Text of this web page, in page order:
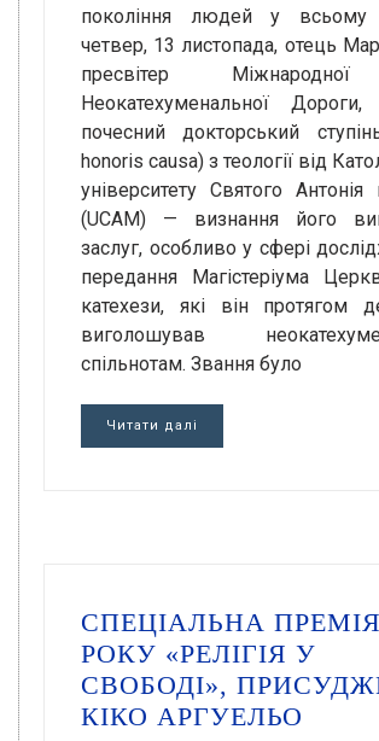
покоління людей у всьому
четвер, 13 листопада, отець
пресвітер
Неокатехуменальної Дороги,
почесний докторський
honoris causa) з теології від
університету Святого Антонія
(UCAM) — визнання його
заслуг, особливо у сфері
передання Магістеріума
катехези, які він протягом
виголошував
спільнотам. Звання було
Читати далі
СПЕЦІАЛЬНА ПРЕМІЯ
РОКУ «РЕЛІГІЯ У
СВОБОДІ»,
КІКО АРГУЕЛЬО